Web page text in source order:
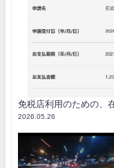
免税店利用のための、
2026.05.26